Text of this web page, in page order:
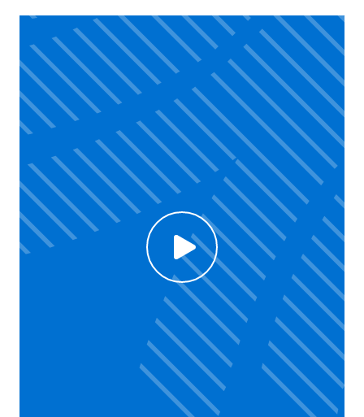
Voir la vidéo
Click to enable Youtube cookies and see content